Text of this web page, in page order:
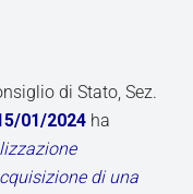
di Stato, Sez.
01/2024 ha
di una